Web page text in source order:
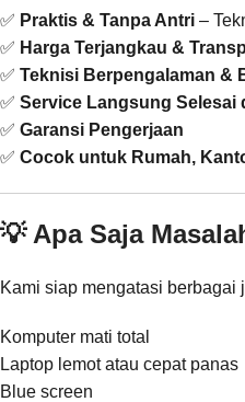
✅ Praktis & Tanpa Antri –
✅ Harga Terjangkau &
✅ Teknisi Berpengalaman &
✅ Service Langsung Selesai
✅ Garansi Pengerjaan
✅ Cocok untuk Rumah,
💡 Apa Saja
Kami siap mengatasi berbagai
Komputer mati total
Laptop lemot atau cepat panas
Blue screen